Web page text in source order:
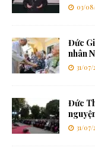
03/
Đức
nhân
31/07/
Đức
31/07/